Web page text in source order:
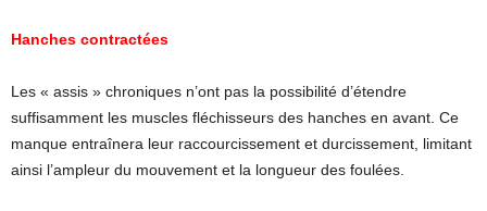
Hanches contractées
Les « assis » chroniques n’ont pas la possibilité d’étendre
suffisamment les muscles fléchisseurs des hanches en avant. Ce
manque entraînera leur raccourcissement et durcissement, limitant
ainsi l’ampleur du mouvement et la longueur des foulées.